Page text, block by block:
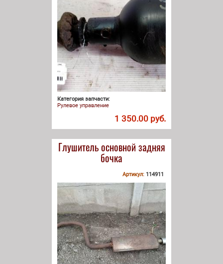
Категория запчасти:
Рулевое управление
1 350.00 руб.
Глушитель основной задняя
бочка
Артикул: 114911